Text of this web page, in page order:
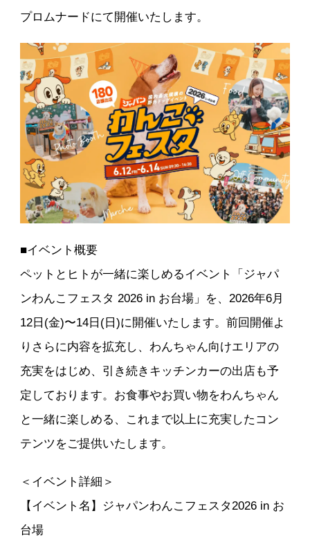
プロムナードにて開催いたします。
■イベント概要
ペットとヒトが一緒に楽しめるイベント「ジャパ
ンわんこフェスタ 2026 in お台場」を、2026年6月
12日(金)〜14日(日)に開催いたします。前回開催よ
りさらに内容を拡充し、わんちゃん向けエリアの
充実をはじめ、引き続きキッチンカーの出店も予
定しております。お食事やお買い物をわんちゃん
と一緒に楽しめる、これまで以上に充実したコン
テンツをご提供いたします。
＜イベント詳細＞
【イベント名】ジャパンわんこフェスタ2026 in お
台場